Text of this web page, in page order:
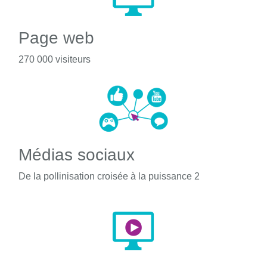
Page web
270 000 visiteurs
Médias sociaux
De la pollinisation croisée à la puissance 2